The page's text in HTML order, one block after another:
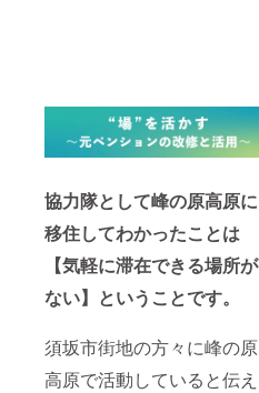
協力隊として峰の原高原に
移住してわかったことは
【気軽に滞在できる場所が
ない】ということです。
須坂市街地の方々に峰の原
高原で活動していると伝え